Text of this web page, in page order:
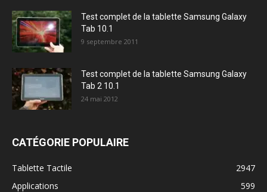
Test complet de la tablette Samsung Galaxy
Tab 10.1
9 septembre 2011
Test complet de la tablette Samsung Galaxy
Tab 2 10.1
24 mai 2012
CATÉGORIE POPULAIRE
Tablette Tactile
2947
Applications
599